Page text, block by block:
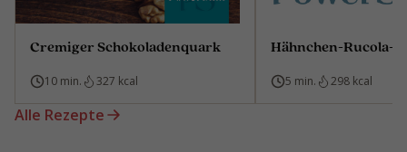
Cremiger Schokoladenquark
10 min. 327 kcal
Hähnchen-Rucola-
5 min. 298 kcal
Alle Rezepte